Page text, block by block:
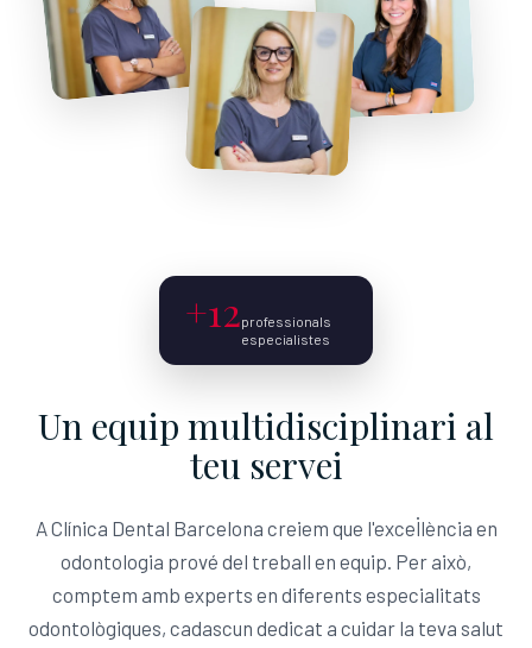
+12professionals
especialistes
Un equip multidisciplinari al
teu servei
A Clínica Dental Barcelona creiem que l'excel·lència en
odontologia prové del treball en equip. Per això,
comptem amb experts en diferents especialitats
odontològiques, cadascun dedicat a cuidar la teva salut